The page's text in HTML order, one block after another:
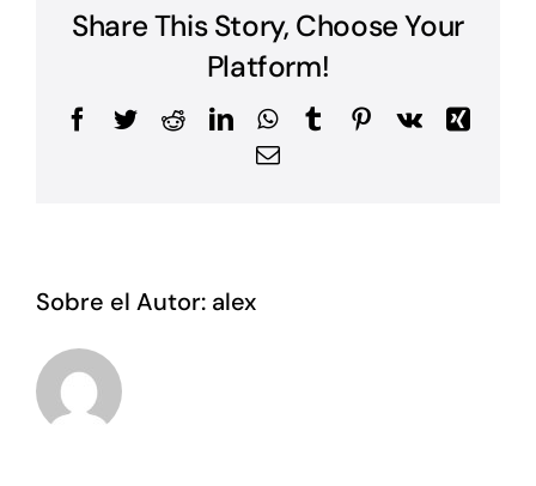
Share This Story, Choose Your
Platform!
Facebook
TwitterRedditLinkedInWhatsApp
TumblrPinterest
Vk
Xing
Correo
Sobre el Autor: alex